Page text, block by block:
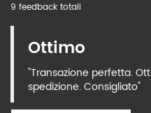
9 feedback totali
Ottimo
"Transazione perfetta.
spedizione. Consigliato"